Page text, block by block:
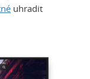
uhradit